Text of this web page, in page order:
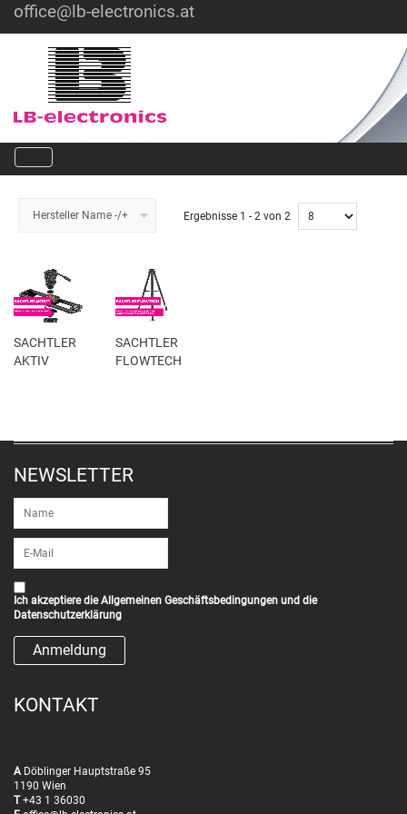
office@lb-electronics.at
Hersteller Name -/+ Ergebnisse 1 - 2 von 2
SACHTLER
AKTIV
SACHTLER
FLOWTECH
NEWSLETTER
Ich akzeptiere dieAllgemeinen Geschäftsbedingungen und die
Datenschutzerklärung
KONTAKT
A Döblinger Hauptstraße 95
1190 Wien
T+43 1 36030